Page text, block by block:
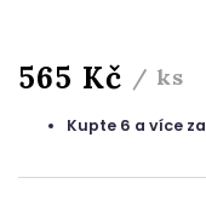
565 Kč / ks
Kupte 6 a více za